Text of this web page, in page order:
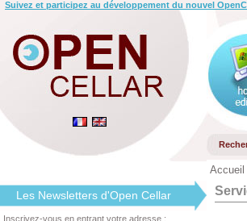
Suivez et participez au développement du nouvel
Accueil
Les Newsletters d'Open Cellar
Inscrivez-vous en entrant votre adresse :